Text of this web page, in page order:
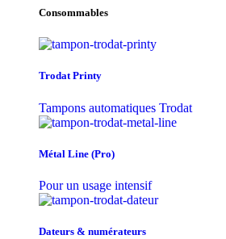
Consommables
Trodat Printy
Tampons automatiques Trodat
Métal Line (Pro)
Pour un usage intensif
Dateurs & numérateurs